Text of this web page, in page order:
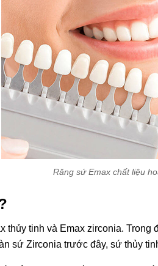
Răng sứ Emax chất liệu
thủy tinh và Emax zirconia.
sứ Zirconia trước đây, sứ thủy